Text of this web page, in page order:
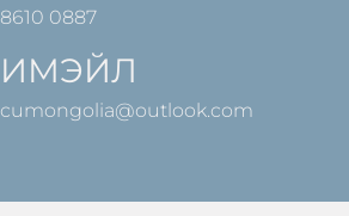
8610 0887
ИМЭЙЛ
cumongolia@outlook.com